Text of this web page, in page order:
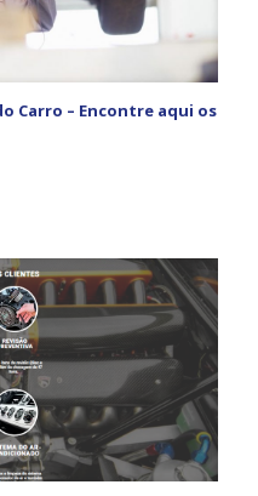
Carro – Encontre aqui os